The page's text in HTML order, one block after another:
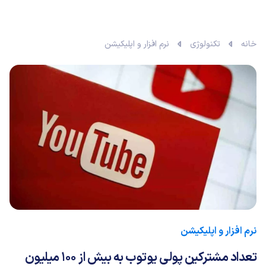
خانه تکنولوژی نرم افزار و اپلیکیشن
نرم افزار و اپلیکیشن
تعداد مشترکین پولی یوتوب به بیش از 100 میلیون